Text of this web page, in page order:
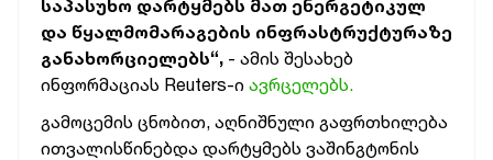
საპასუხო დარტყმებს მათ ენერგეტიკულ
და წყალმომარაგების ინფრასტრუქტურაზე
განახორციელებს“, - ამის შესახებ
ინფორმაციას Reuters-ი ავრცელებს.
გამოცემის ცნობით, აღნიშნული გაფრთხილება
ითვალისწინებდა დარტყმებს ვაშინგტონის